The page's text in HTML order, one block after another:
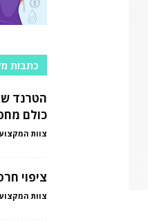
כתבות
הטרנד
כולם
צוות
ציפוי
צוות